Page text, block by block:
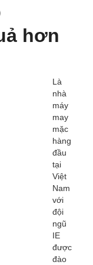
hơn
Là
nhà
máy
may
mặc
hàng
đầu
tại
Việt
Nam
với
đội
ngũ
IE
được
đào